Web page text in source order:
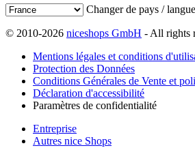
Changer de pays / langue
© 2010-2026 niceshops GmbH - All rights
Mentions légales et conditions
Protection des Données
Conditions Générales de Vente et
Déclaration d'accessibilité
Paramètres de confidentialité
Entreprise
Autres nice Shops